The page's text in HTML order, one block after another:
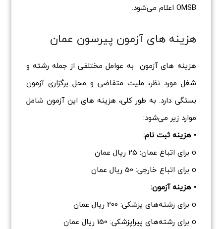
OMSB اعلام می‌شود.
هزینه های آزمون پیرسون عمان
هزینه های آزمون به عوامل مختلفی از جمله رشته و
شغل مورد نظر، ملیت متقاضی و محل برگزاری آزمون
بستگی دارد. به طور کلی، هزینه های این آزمون شامل
موارد زیر می‌شود:
• هزینه ثبت نام:
o برای اتباع عمان: 25 ریال عمان
o برای اتباع خارجی: 50 ریال عمان
• هزینه آزمون:
o برای رشته‌های پزشکی: 200 ریال عمان
o برای رشته‌های پیراپزشکی: 150 ریال عمان